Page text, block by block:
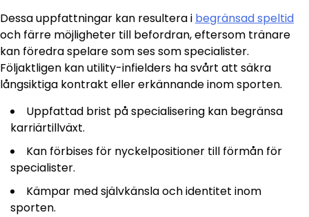
Dessa uppfattningar kan resultera i begränsad speltid
och färre möjligheter till befordran, eftersom tränare
kan föredra spelare som ses som specialister.
Följaktligen kan utility-infielders ha svårt att säkra
långsiktiga kontrakt eller erkännande inom sporten.
Uppfattad brist på specialisering kan begränsa
karriärtillväxt.
Kan förbises för nyckelpositioner till förmån för
specialister.
Kämpar med självkänsla och identitet inom
sporten.